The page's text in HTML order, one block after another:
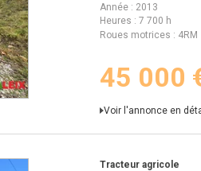
Année
2013
Heures
7 700 h
Roues motrices
4RM
45 000
Voir l'annonce en
Tracteur agricole